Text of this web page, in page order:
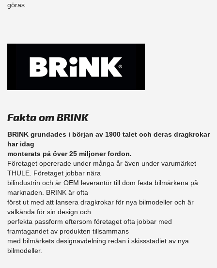
göras.
Fakta om BRINK
BRINK grundades i början av 1900 talet och deras dragkrokar
har idag
monterats på över 25 miljoner fordon.
Företaget opererade under många år även under varumärket
THULE. Företaget jobbar nära
bilindustrin och är OEM leverantör till dom festa bilmärkena på
marknaden. BRINK är ofta
först ut med att lansera dragkrokar för nya bilmodeller och är
välkända för sin design och
perfekta passform eftersom företaget ofta jobbar med
framtagandet av produkten tillsammans
med bilmärkets designavdelning redan i skissstadiet av nya
bilmodeller.